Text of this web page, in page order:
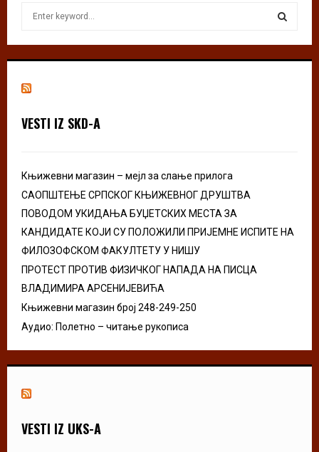
h
r
S
VESTI IZ SKD-A
Књижевни магазин – мејл за слање прилога
САОПШТЕЊЕ СРПСКОГ КЊИЖЕВНОГ ДРУШТВА
ПОВОДОМ УКИДАЊА БУЏЕТСКИХ МЕСТА ЗА
КАНДИДАТЕ КОЈИ СУ ПОЛОЖИЛИ ПРИЈЕМНЕ ИСПИТЕ НА
ФИЛОЗОФСКОМ ФАКУЛТЕТУ У НИШУ
ПРОТЕСТ ПРОТИВ ФИЗИЧКОГ НАПАДА НА ПИСЦА
ВЛАДИМИРА АРСЕНИЈЕВИЋА
Књижевни магазин број 248-249-250
Аудио: Полетно – читање рукописа
VESTI IZ UKS-A